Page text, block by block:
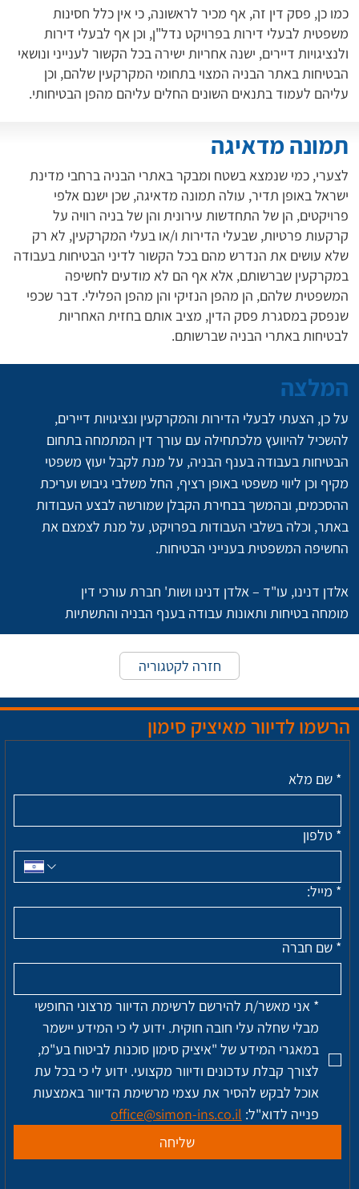
כמו כן, פסק דין זה, אף מכיר לראשונה, כי אין כלל חסינות
משפטית לבעלי דירות בפרויקט נדל"ן, וכן אף לבעלי דירות
ולנציגויות דיירים, ישנה אחריות ישירה בכל הקשור לענייני ונושאי
הבטיחות באתר הבניה המצוי בתחומי המקרקעין שלהם, וכן
עליהם לעמוד בתנאים השונים החלים עליהם מהפן הבטיחותי.
לצערי, כמי שנמצא בשטח ומבקר באתרי הבניה ברחבי מדינת
ישראל באופן תדיר, עולה תמונה מדאיגה, שכן ישנם אלפי
פרויקטים, הן של התחדשות עירונית והן של בניה רוויה על
קרקעות פרטיות, שבעלי הדירות ו/או בעלי המקרקעין, לא רק
שלא עושים את הנדרש מהם בכל הקשור לדיני הבטיחות בעבודה
במקרקעין שברשותם, אלא אף הם לא מודעים לחשיפה
המשפטית שלהם, הן מהפן הנזיקי והן מהפן הפלילי. דבר שכפי
שנפסק במסגרת פסק הדין, מציב אותם בחזית האחריות
לבטיחות באתרי הבניה שברשותם.
תמונה מדאיגה
המלצה
על כן, הצעתי לבעלי הדירות והמקרקעין ונציגויות דיירים,
להשכיל להיוועץ מלכתחילה עם עורך דין המתמחה בתחום
הבטיחות בעבודה בענף הבניה, על מנת לקבל יעוץ משפטי
מקיף וכן ליווי משפטי באופן רציף, החל משלבי גיבוש ועריכת
ההסכמים, ובהמשך בבחירת הקבלן שמורשה לבצע העבודות
באתר, וכלה בשלבי העבודות בפרויקט, על מנת לצמצם את
החשיפה המשפטית בענייני הבטיחות.
אלדן דנינו, עו"ד – אלדן דנינו ושות' חברת עורכי דין
מומחה בטיחות ותאונות עבודה בענף הבניה והתשתיות
חזרה לקטגוריה
הרשמו לדיוור מאיציק סימון
* שם מלא
* טלפון
* מייל:
* שם חברה
*
פנייה לדוא"ל: office@simon-ins.co.il
שליחה